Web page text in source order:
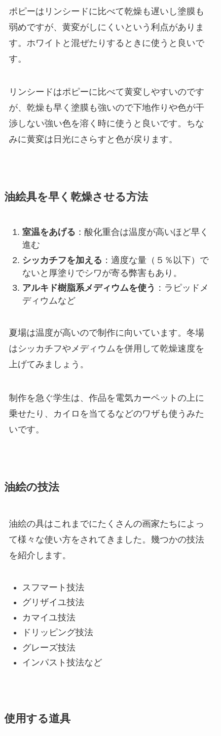
ポピーはリンシードに比べて乾燥も遅いし塗膜も
弱めですが、黄変がしにくいという利点がありま
す。ホワイトと混ぜたりするときに使うと良いで
す。
リンシードはポピーに比べて黄変しやすいのです
が、乾燥も早く塗膜も強いので下地作りや色が干
渉しない強い色を溶く時に使うと良いです。ちな
みに黄変は日光にさらすと色が戻ります。
油絵具を早く乾燥させる方法
室温をあげる ：酸化重合は温度が高いほど早く
進む
シッカチフを加える ：適度な量（５％以下）で
ないと厚塗りでシワが寄る弊害もあり。
アルキド樹脂系メディウムを使う ：ラピッドメ
ディウムなど
夏場は温度が高いので制作に向いています。冬場
はシッカチフやメディウムを併用して乾燥速度を
上げてみましょう。
制作を急ぐ学生は、作品を電気カーペットの上に
乗せたり、カイロを当てるなどのワザも使うみた
いです。
油絵の技法
油絵の具はこれまでにたくさんの画家たちによっ
て様々な使い方をされてきました。幾つかの技法
を紹介します。
スフマート技法
グリザイユ技法
カマイユ技法
ドリッピング技法
グレーズ技法
インパスト技法など
使用する道具